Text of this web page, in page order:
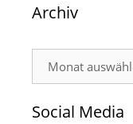
Archiv
Social Media